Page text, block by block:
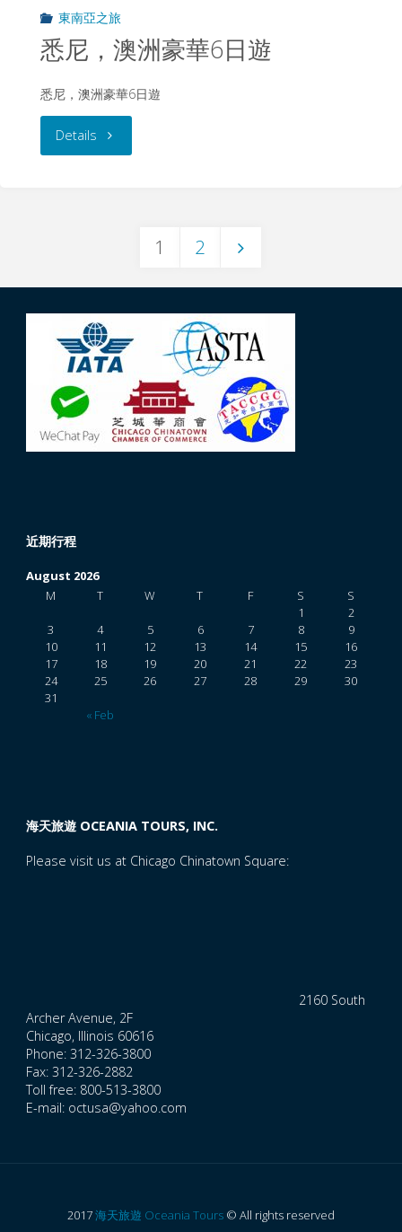
遊"
東南亞之旅
悉尼，澳洲豪華6日遊
悉尼，澳洲豪華6日遊
Details "悉
豪
華
6
遊"
Posts
navigation
1 2
近期行程
August 2026
M
T W T F S S
« Feb
1
2
3
4 5 6 7 8
9
10
11 12 13 14 15
16
17
18 19 20 21 22
23
24
25 26 27 28 29
30
31
海天旅遊 OCEANIA TOURS, INC.
Please visit us at Chicago Chinatown Square:
2160 South
Archer Avenue, 2F
Chicago, Illinois 60616
Phone: 312-326-3800
Fax: 312-326-2882
Toll free: 800-513-3800
E-mail: octusa@yahoo.com
2017海天旅遊 Oceania Tours © All rights reserved